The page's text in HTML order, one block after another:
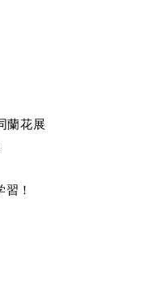
蘭花展
！